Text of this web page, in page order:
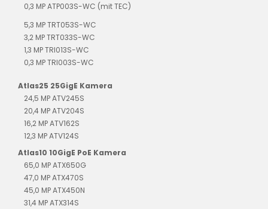
0,3 MP ATP003S-WC (mit TEC)
5,3 MP TRT053S-WC
3,2 MP TRT033S-WC
1,3 MP TRI013S-WC
0,3 MP TRI003S-WC
Atlas25 25GigE Kamera
24,5 MP ATV245S
20,4 MP ATV204S
16,2 MP ATV162S
12,3 MP ATV124S
Atlas10 10GigE PoE Kamera
65,0 MP ATX650G
47,0 MP ATX470S
45,0 MP ATX450N
31,4 MP ATX314S